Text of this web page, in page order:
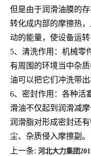
但是由于润滑油膜的
转化成内部的摩擦热
动的能量，使设备运转
5、清洗作用：机械零
有周围的环境当中杂
油可以把它们冲洗带出
6、密封作用：各种活
滑油不仅起到润滑减
润滑脂对形成密封还
尘、杂质侵入摩擦副。
上一条: 河北大力集团